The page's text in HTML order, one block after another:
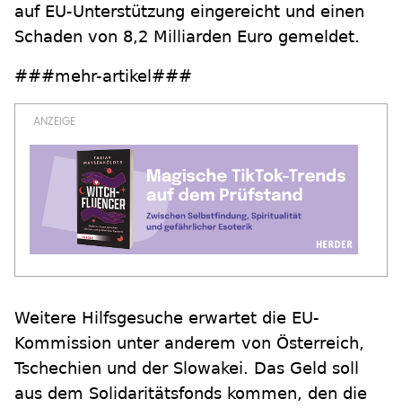
auf EU-Unterstützung eingereicht und einen
Schaden von 8,2 Milliarden Euro gemeldet.
###mehr-artikel###
Weitere Hilfsgesuche erwartet die EU-
Kommission unter anderem von Österreich,
Tschechien und der Slowakei. Das Geld soll
aus dem Solidaritätsfonds kommen, den die